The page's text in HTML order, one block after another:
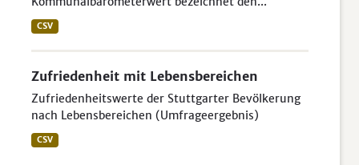
CSV
Zufriedenheit mit Lebensbereichen
Zufriedenheitswerte der Stuttgarter Bevölkerung
nach Lebensbereichen (Umfrageergebnis)
CSV